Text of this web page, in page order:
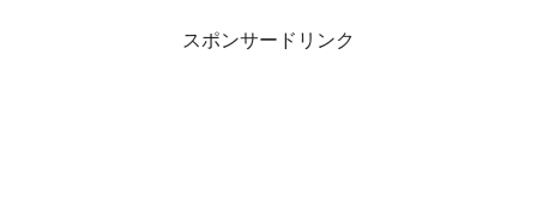
スポンサードリンク